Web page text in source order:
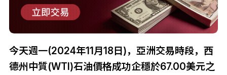
今天週一(2024年11月18日)，亞洲交易時段，西
德州中質(WTI)石油價格成功企穩於67.00美元之